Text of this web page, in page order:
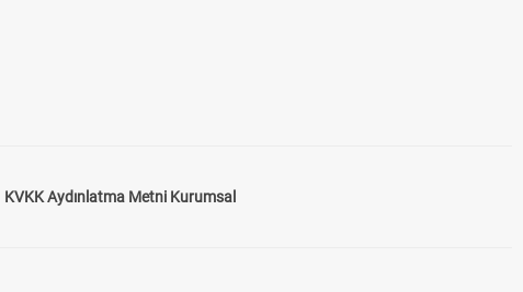
KVKK Aydınlatma Metni Kurumsal